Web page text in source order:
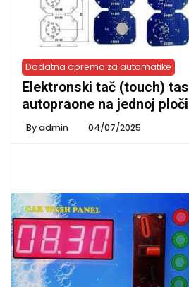
Dodatna oprema za automatike
Elektronski tač (touch)
autopraone na jednoj
Byadmin 04/07/2025